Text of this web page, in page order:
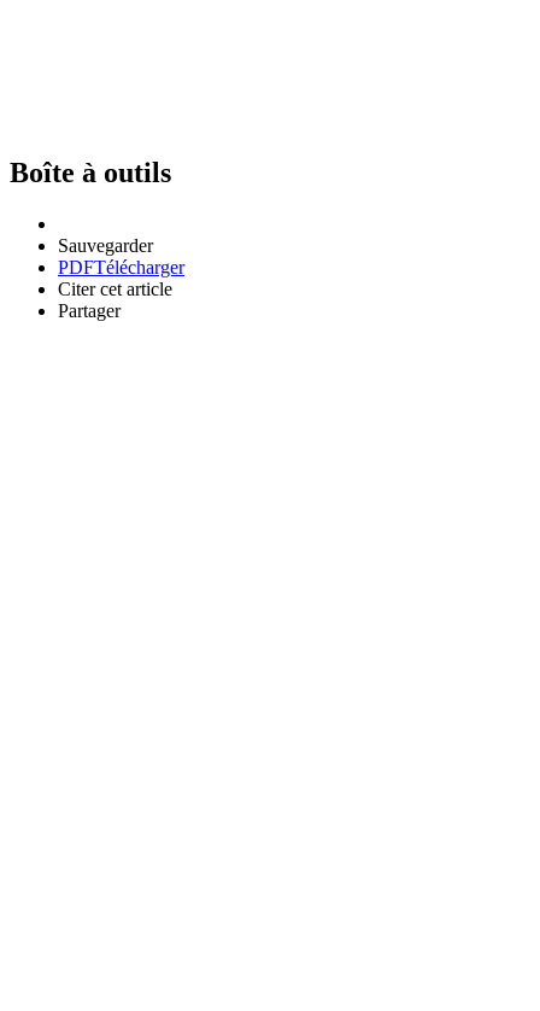
Boîte à outils
Sauvegarder
PDFTélécharger
Citer cet article
Partager